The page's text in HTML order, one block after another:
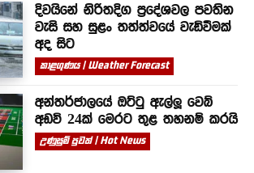
දිවයිනේ නිරිතදිග ප්‍රදේශවල පවතින
වැසි සහ සුළං තත්ත්වයේ වැඩිවීමක්
අද සිට
කාළගුණය | Weather Forecast
අන්තර්ජාලයේ ඔට්ටු ඇල්ලූ වෙබ්
අඩවි 24ක් මෙරට තුළ තහනම් කරයි
උණුසුම් පුවත් | Hot News